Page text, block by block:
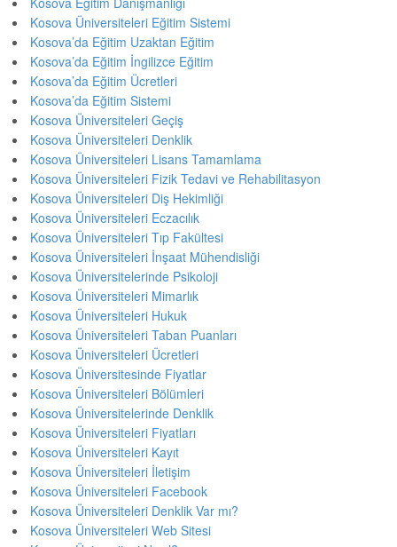
Kosova Üniversiteleri Eğitim Sistemi
Kosova’da Eğitim Uzaktan Eğitim
Kosova’da Eğitim İngilizce Eğitim
Kosova’da Eğitim Ücretleri
Kosova’da Eğitim Sistemi
Kosova Üniversiteleri Geçiş
Kosova Üniversiteleri Denklik
Kosova Üniversiteleri Lisans Tamamlama
Kosova Üniversiteleri Fizik Tedavi ve Rehabilitasyon
Kosova Üniversiteleri Diş Hekimliği
Kosova Üniversiteleri Eczacılık
Kosova Üniversiteleri Tıp Fakültesi
Kosova Üniversiteleri İnşaat Mühendisliği
Kosova Üniversitelerinde Psikoloji
Kosova Üniversiteleri Mimarlık
Kosova Üniversiteleri Hukuk
Kosova Üniversiteleri Taban Puanları
Kosova Üniversiteleri Ücretleri
Kosova Üniversitesinde Fiyatlar
Kosova Üniversiteleri Bölümleri
Kosova Üniversitelerinde Denklik
Kosova Üniversiteleri Fiyatları
Kosova Üniversiteleri Kayıt
Kosova Üniversiteleri İletişim
Kosova Üniversiteleri Facebook
Kosova Üniversiteleri Denklik Var mı?
Kosova Üniversiteleri Web Sitesi